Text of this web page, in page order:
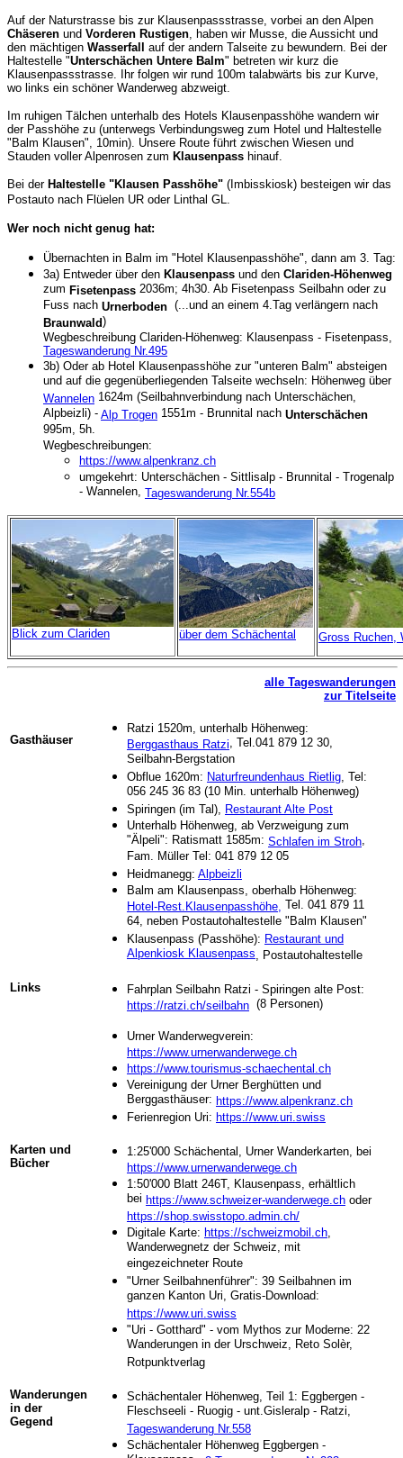
Auf der Naturstrasse bis zur Klausenpassstrasse, vorbei an den Alpen
Chäseren und Vorderen Rustigen, haben wir Musse, die Aussicht und
den mächtigen Wasserfall
auf der andern Talseite zu bewundern. Bei der
Haltestelle "Unterschächen Untere Balm" betreten wir kurz die
Klausenpassstrasse. Ihr folgen wir rund 100m talabwärts bis zur Kurve,
wo links ein schöner Wanderweg abzweigt.
m ruhigen Tälchen unterhalb des Hotels Klausenpasshöhe wandern wir
derPasshöhe zu (unterwegs Verbindungsweg zum Hotel und Haltestelle
"Balm Klausen", 10min). Unsere Route führt zwischen Wiesen und
Stauden voller Alpenrosen zum Klausenpass hinauf.
Bei der Haltestelle "Klausen Passhöhe" (Imbisskiosk) besteigen wir das
Postauto nach Flüelen UR oder Linthal GL.
Wer noch nicht genug hat:
Übernachten in Balm im "Hotel Klausenpasshöhe", dann am 3. Tag:
3a) Entweder über den Klausenpass und den Clariden-Höhenweg
zum Fisetenpass 2036m; 4h30. Ab Fisetenpass Seilbahn oder zu
Fuss nach Urnerboden (...und an einem 4.Tag verlängern nach
Braunwald)
Wegbeschreibung Clariden-Höhenweg: Klausenpass - Fisetenpass,
Tageswanderung Nr.495
3b) Oder ab Hotel Klausenpasshöhe zur "unteren Balm" absteigen
und auf die gegenüberliegenden Talseite wechseln: Höhenweg über
Wannelen 1624m (Seilbahnverbindung nach Unterschächen,
Alpbeizli) - Alp Trogen 1551m - Brunnital nach Unterschächen
995m, 5h.
Wegbeschreibungen:
https://www.alpenkranz.ch
umgekehrt: Unterschächen - Sittlisalp - Brunnital - Trogenalp
- Wannelen, Tageswanderung Nr.554b
Blick zum Clariden über dem Schächental Gross Ruchen,
alle Tageswanderungen
zur Titelseite
Gasthäuser
Ratzi 1520m, unterhalb Höhenweg:
Berggasthaus Ratzi, Tel.041 879 12 30,
Seilbahn-Bergstation
Obflue 1620m: Naturfreundenhaus Rietlig, Tel:
056 245 36 83 (10 Min. unterhalb Höhenweg)
Spiringen (im Tal), Restaurant Alte Post
Unterhalb Höhenweg, ab Verzweigung zum
"Älpeli": Ratismatt 1585m: Schlafen im Stroh,
Fam. Müller Tel: 041 879 12 05
Heidmanegg: Alpbeizli
Balm am Klausenpass, oberhalb Höhenweg:
Hotel-Rest.Klausenpasshöhe, Tel. 041 879 11
64, neben Postautohaltestelle "Balm Klausen"
Klausenpass (Passhöhe): Restaurant und
Alpenkiosk Klausenpass, Postautohaltestelle
Links
Fahrplan Seilbahn Ratzi - Spiringen alte Post:
https://ratzi.ch/seilbahn (8 Personen)
Urner Wanderwegverein:
https://www.urnerwanderwege.ch
https://www.tourismus-schaechental.ch
Vereinigung der Urner Berghütten und
Berggasthäuser: https://www.alpenkranz.ch
Ferienregion Uri: https://www.uri.swiss
Karten und
Bücher
1:25'000 Schächental, Urner Wanderkarten, bei
https://www.urnerwanderwege.ch
1:50'000 Blatt 246T, Klausenpass, erhältlich
bei https://www.schweizer-wanderwege.ch oder
https://shop.swisstopo.admin.ch/
Digitale Karte: https://schweizmobil.ch,
Wanderwegnetz der Schweiz, mit
eingezeichneter Route
"Urner Seilbahnenführer": 39 Seilbahnen im
ganzen Kanton Uri, Gratis-Download:
https://www.uri.swiss
"Uri - Gotthard" - vom Mythos zur Moderne: 22
Wanderungen in der Urschweiz, Reto Solèr,
Rotpunktverlag
Wanderungen
in der
Gegend
Schächentaler Höhenweg, Teil 1: Eggbergen -
Fleschseeli - Ruogig - unt.Gisleralp - Ratzi,
Tageswanderung Nr.558
Schächentaler Höhenweg Eggbergen -